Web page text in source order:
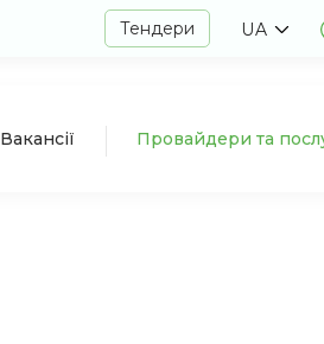
Тендери UA
Вакансії Провайдери та